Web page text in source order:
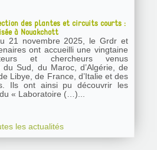
des plantes et circuits courts :
à Nouakchott
21 novembre 2025, le Grdr et
ont accueilli une vingtaine
et chercheurs venus
du Sud, du Maroc, d’Algérie, de
Libye, de France, d’Italie et des
Ils ont ainsi pu découvrir les
« Laboratoire (…)...
les actualités